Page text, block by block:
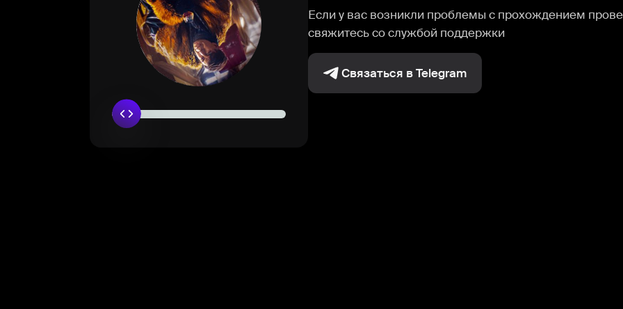
Если у вас возникли проблемы с прохождением
свяжитесь со службой поддержки
Связаться в Telegram